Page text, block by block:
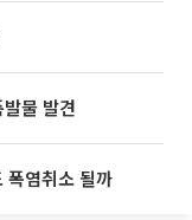
물 발견
폭염취소 될까